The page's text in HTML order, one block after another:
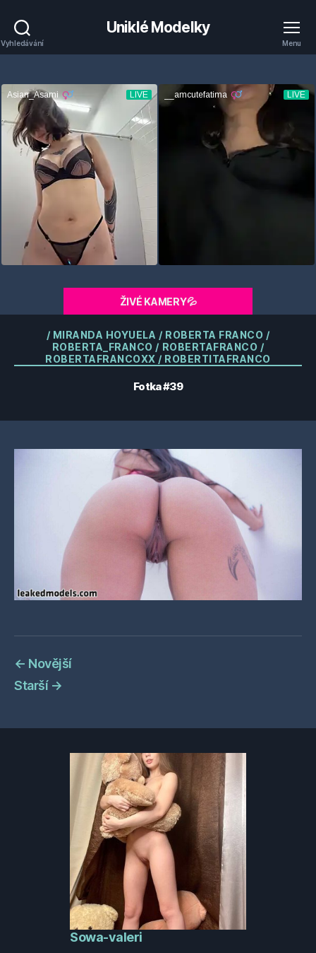
Vyhledávání
Uniklé Modelky
Menu
ŽIVÉ KAMERY💦
Kategorie
/ MIRANDA HOYUELA / ROBERTA FRANCO /
ROBERTA_FRANCO / ROBERTAFRANCO /
ROBERTAFRANCOXX / ROBERTITAFRANCO
Fotka #39
← Novější
Starší →
Sowa-valeri